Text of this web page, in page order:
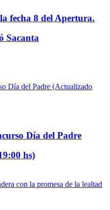
fecha 8 del Apertura.
Sacanta
Día del Padre
hs)